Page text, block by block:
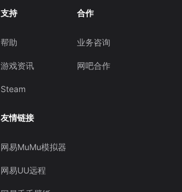
支持
帮助
游戏资讯
Steam
合作
业务咨询
网吧合作
友情链接
网易MuMu模拟器
网易UU远程